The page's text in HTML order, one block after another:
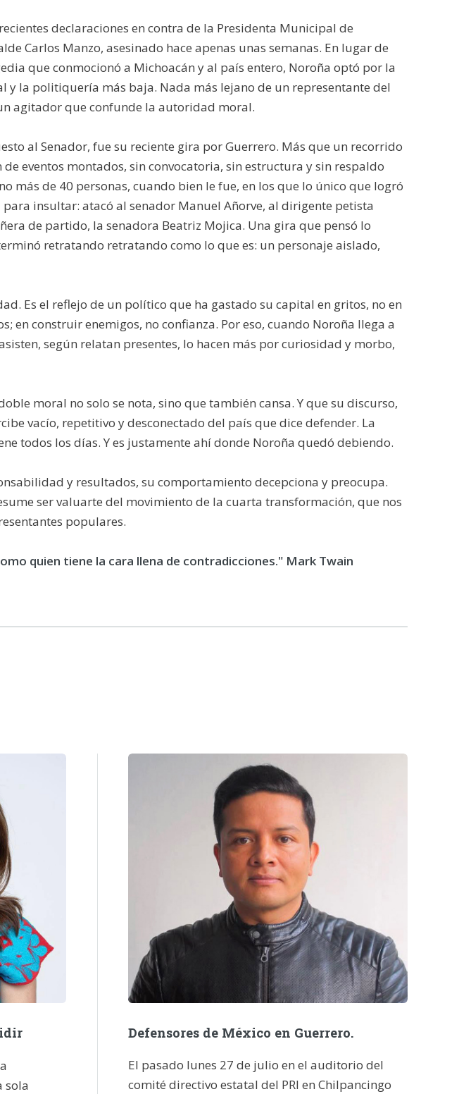
declaraciones en contra de la Presidenta Municipal de
Carlos Manzo, asesinado hace apenas unas semanas. En lugar de
que conmocionó a Michoacán y al país entero, Noroña optó por la
y la politiquería más baja. Nada más lejano de un representante del
agitador que confunde la autoridad moral.
al Senador, fue su reciente gira por Guerrero. Más que un recorrido
eventos montados, sin convocatoria, sin estructura y sin respaldo
más de 40 personas, cuando bien le fue, en los que lo único que logró
insultar: atacó al senador Manuel Añorve, al dirigente petista
de partido, la senadora Beatriz Mojica. Una gira que pensó lo
retratando retratando como lo que es: un personaje aislado,
Es el reflejo de un político que ha gastado su capital en gritos, no en
en construir enemigos, no confianza. Por eso, cuando Noroña llega a
según relatan presentes, lo hacen más por curiosidad y morbo,
moral no solo se nota, sino que también cansa. Y que su discurso,
vacío, repetitivo y desconectado del país que dice defender. La
todos los días. Y es justamente ahí donde Noroña quedó debiendo.
y resultados, su comportamiento decepciona y preocupa.
ser valuarte del movimiento de la cuarta transformación, que nos
populares.
quien tiene la cara llena de contradicciones." Mark Twain
sola
Defensores de México en Guerrero.
El pasado lunes 27 de julio en el auditorio del
comité directivo estatal del PRI en Chilpancingo